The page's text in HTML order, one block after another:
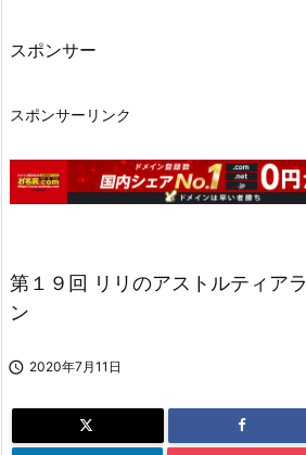
スポンサー
スポンサーリンク
第１９回 リリのアストルティア
ン
 2020年7月11日